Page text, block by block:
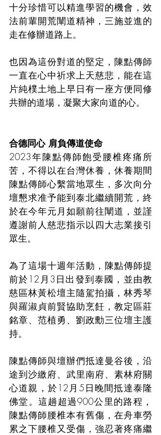
十分珍惜可以精進學習的機會，效
法前輩開荒闡道精神，三施並進的
走在修辦道路上。
也因為這份對道的堅定，陳點傳師
一直在心中祈求上天慈悲，能在這
片純樸土地上早日有一座方便同修
共辦的道場，凝聚大家向道的心。
合德同心 肩負傳道使命
2023年陳點傳師飽受腰椎疼痛所
苦，不得以在台灣休養，休養期間
陳點傳師心繫當地眾生，多次向分
壇懇求准予能到泰北繼續開荒，終
於在今年元月如願前往闡道，並謹
遵謝前人慈悲指示以四大志業接引
眾生。
為了這場十週年活動，陳點傳師提
前於12月3日出發到泰國，並由教
慈區林黃松壇主隨駕拍攝，林秀琴
與羅淑貞前賢協助烹飪，教定區莊
銘章、范植勇、劉政勳三位壇主護
持。
陳點傳師與壇辦們抵達曼谷後，沿
途到沙繳府、武里南府、素林府關
心道親，於12月5日晚間抵達泰隆
佛堂。這趟超過900公里的路程，
陳點傳師腰椎本有舊傷，在舟車勞
累之下腰椎又受傷，強忍著疼痛繼